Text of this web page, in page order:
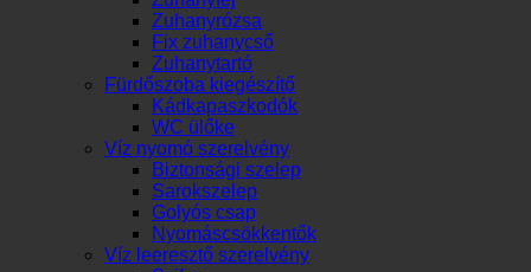
Zuhanyrózsa
Fix zuhanycső
Zuhanytartó
Fürdőszoba kiegészítő
Kádkapaszkodók
WC ülőke
Víz nyomó szerelvény
Biztonsági szelep
Sarokszelep
Golyós csap
Nyomáscsökkentők
Víz leeresztő szerelvény